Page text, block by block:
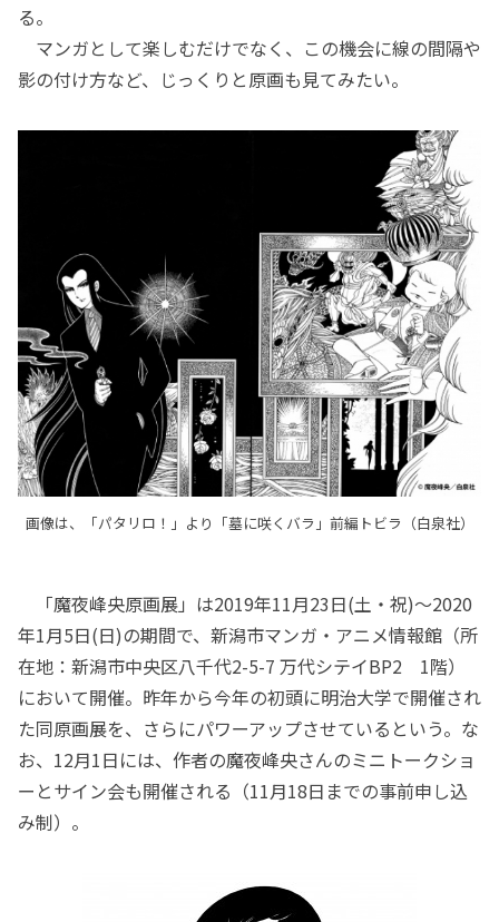
る。
マンガとして楽しむだけでなく、この機会に線の間隔や
影の付け方など、じっくりと原画も見てみたい。
画像は、「パタリロ！」より「墓に咲くバラ」前編トビラ（白泉社）
「魔夜峰央原画展」は2019年11月23日(土・祝)～2020
年1月5日(日)の期間で、新潟市マンガ・アニメ情報館（所
在地：新潟市中央区八千代2-5-7 万代シテイBP2 1階）
において開催。昨年から今年の初頭に明治大学で開催され
た同原画展を、さらにパワーアップさせているという。な
お、12月1日には、作者の魔夜峰央さんのミニトークショ
ーとサイン会も開催される（11月18日までの事前申し込
み制）。